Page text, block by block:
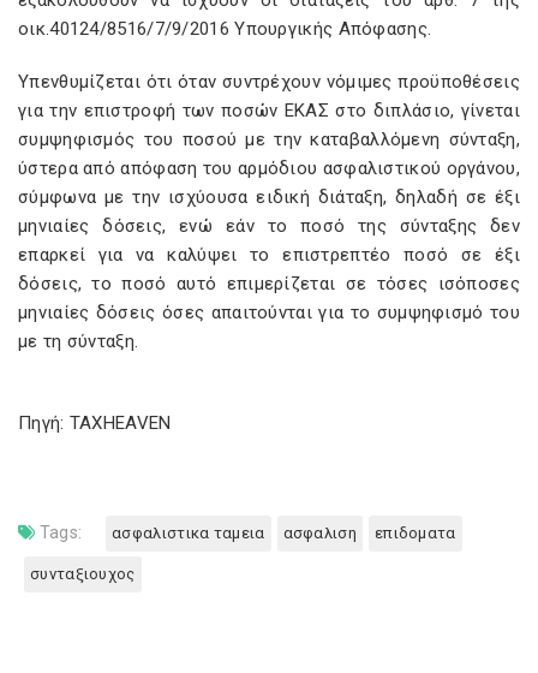
οικ.40124/8516/7/9/2016 Υπουργικής Απόφασης.
Υπενθυμίζεται ότι όταν συντρέχουν νόμιμες προϋποθέσεις
για την επιστροφή των ποσών ΕΚΑΣ στο διπλάσιο, γίνεται
συμψηφισμός του ποσού με την καταβαλλόμενη σύνταξη,
ύστερα από απόφαση του αρμόδιου ασφαλιστικού οργάνου,
σύμφωνα με την ισχύουσα ειδική διάταξη, δηλαδή σε έξι
μηνιαίες δόσεις, ενώ εάν το ποσό της σύνταξης δεν
επαρκεί για να καλύψει το επιστρεπτέο ποσό σε έξι
δόσεις, το ποσό αυτό επιμερίζεται σε τόσες ισόποσες
μηνιαίες δόσεις όσες απαιτούνται για το συμψηφισμό του
με τη σύνταξη.
Πηγή: TAXHEAVEN
Tags: ασφαλιστικα ταμεια ασφαλιση επιδοματα
συνταξιουχος